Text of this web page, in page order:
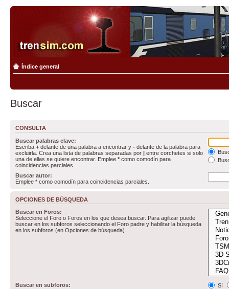
Índice general
Buscar
CONSULTA
Buscar palabras clave:
Escriba + delante de una palabra a encontrar y - delante de la palabra para
excluirla. Crea una lista de palabras separadas por | entre corchetes si solo
una de ellas se quiere encontrar. Emplee * como comodín para
coincidencias parciales.
Buscar autor:
Emplee * como comodín para coincidencias parciales.
OPCIONES DE BÚSQUEDA
Buscar en Foros:
Seleccione el Foro o Foros en los que desea buscar. Para agilizar puede
buscar en los subforos seleccionando el Foro padre y habilitar la búsqueda
en los subforos (en Opciones de búsqueda).
Buscar en subforos:
Sí